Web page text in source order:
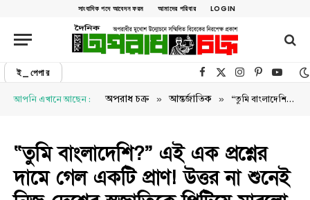
সাংবাদিক পদে আবেদন ফরম আমাদের পরিবার LOGIN
ই_পেপার Facebook
X (Twitter)Instagram
Pinterest
আপনি এখানে আছেন : অপরাধ চক্র » আন্তর্জাতিক » “তুমি বাংলাদেশি?” এই এক প্রশ্নের দামে গেল একটি প্রাণ! উত্তর না শুনেই নিজ দেশের স্বজাতিকে পিটিয়ে মারলো ভারতের কেরালায় ভিড়!
“তুমি বাংলাদেশি?” এই এক প্রশ্নের
দামে গেল একটি প্রাণ! উত্তর না শুনেই